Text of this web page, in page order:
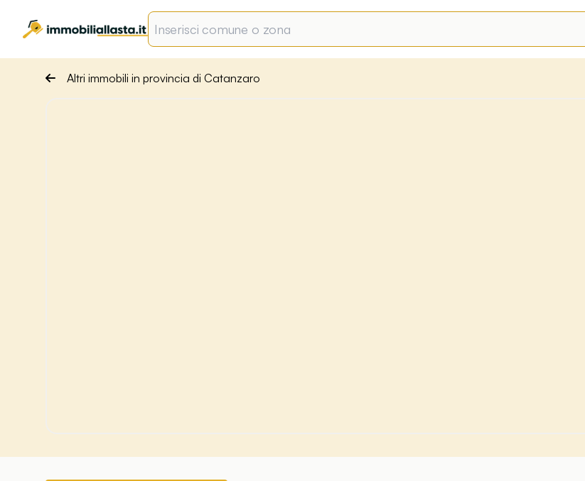
Altri immobili in provincia di Catanzaro